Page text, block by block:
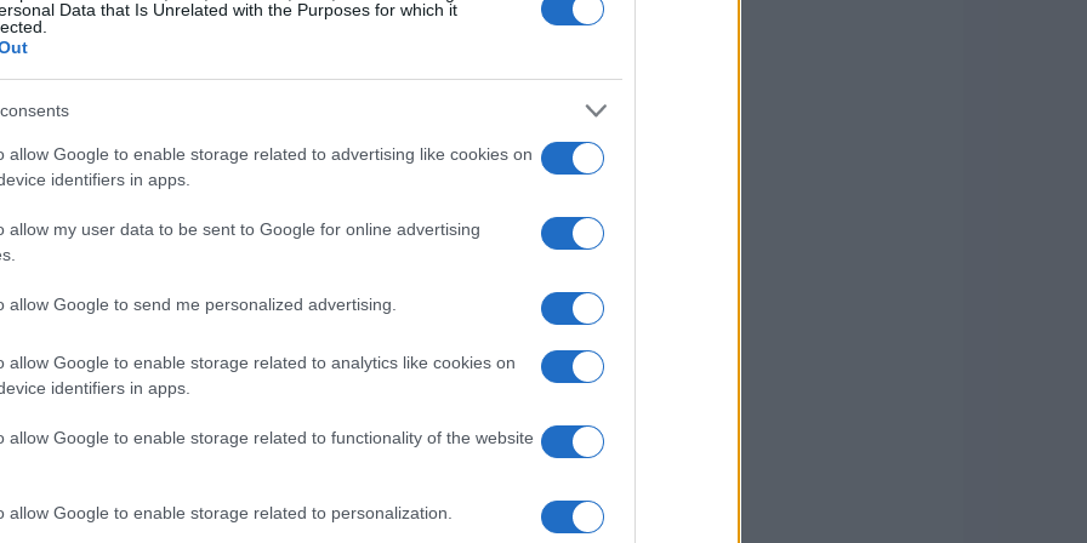
Data that Is Unrelated with the Purposes for which it
allow Google to enable storage related to advertising like cookies on
identifiers in apps.
allow my user data to be sent to Google for online advertising
allow Google to send me personalized advertising.
allow Google to enable storage related to analytics like cookies on
identifiers in apps.
allow Google to enable storage related to functionality of the website
allow Google to enable storage related to personalization.
futuro de uma criptomoeda como o Storj
em um gráfico. Através do uso de técnicas de
níveis de suporte e resistência horizontal, cálculo de
sinalizar força ou fraqueza no mercado, podemos
de ferramentas disponíveis gratuitamente online.
e resistência
costuma ser suficiente para começar a criar uma
a médio prazo. Os níveis de resistência horizontal
de vezes que um preço é testado e rejeitado em